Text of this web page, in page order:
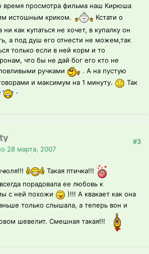
время просмотра фильма наш Кирюша
истошным криком.
Кстати о
как купаться не хочет, в купалку он
а под душ его отнести не можем,так
только если в ней корм и то
что бы не дай бог его кто не
ручками
. А на пустую
и максимум на 1 минуту.
Так
28 марта, 2007
#3
Такая птичка!!!
порадовала ее любовь к
с ней похожи
)!!! А квакает как она
только слышала, а теперь вон и
шевелит. Смешная такая!!!